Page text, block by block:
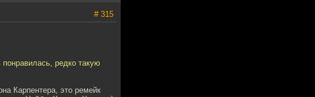
# 315
редко такую
Карпентера, это ремейк